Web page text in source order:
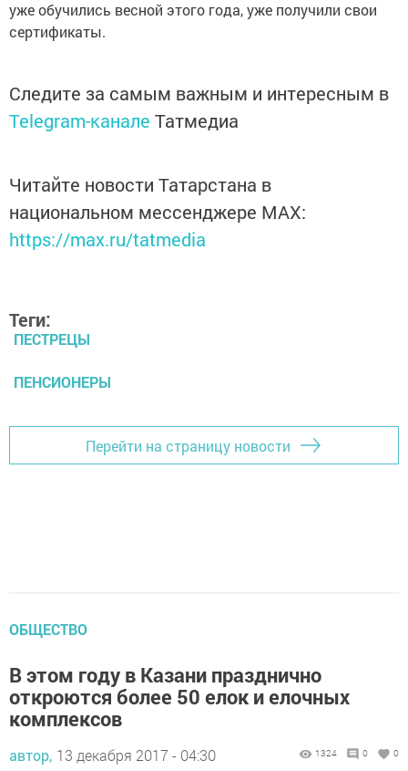
уже обучились весной этого года, уже получили свои
сертификаты.
Следите за самым важным и интересным в
Telegram-канале Татмедиа
Читайте новости Татарстана в
национальном мессенджере MАХ:
https://max.ru/tatmedia
Теги:
ПЕСТРЕЦЫ
ПЕНСИОНЕРЫ
Перейти на страницу новости
ОБЩЕСТВО
В этом году в Казани празднично
откроются более 50 елок и елочных
комплексов
автор, 13 декабря 2017 - 04:30 1324 0 0